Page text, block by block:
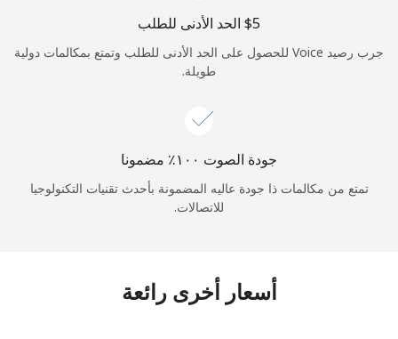
جرب رصيد Voice للحصول على الحد الأدنى للطلب وتمتع بمكالمات دولية
طويلة.
جودة الصوت ١٠٠٪ مضمونا
تمتع من مكالمات ذا جودة عاليه المضمونة بأحدث تقنيات التكنولوجيا
للاتصالات.
أسعار أخرى رائعة